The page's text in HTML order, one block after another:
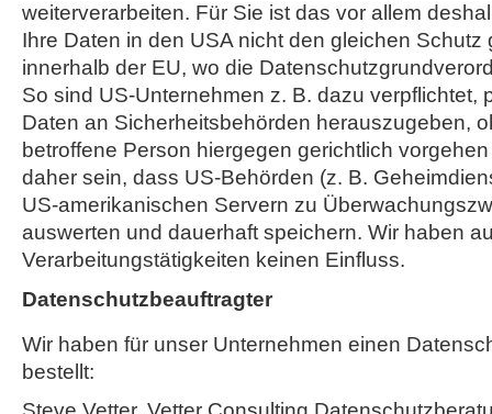
weiterverarbeiten. Für Sie ist das vor allem
Ihre Daten in den USA nicht den gleichen Schutz
innerhalb der EU, wo die
So sind US-Unternehmen z. B. dazu verpflichtet,
Daten an Sicherheitsbehörden herauszugeben,
betroffene Person hiergegen gerichtlich
daher sein, dass US-Behörden (z. B.
US-amerikanischen Servern zu
auswerten und dauerhaft speichern. Wir haben
Verarbeitungstätigkeiten keinen Einfluss.
Datenschutzbeauftragter
Wir haben für unser Unternehmen einen
bestellt: